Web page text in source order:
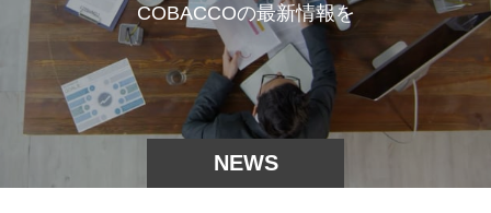
NEWS
CO BACCOの最新情報をお届